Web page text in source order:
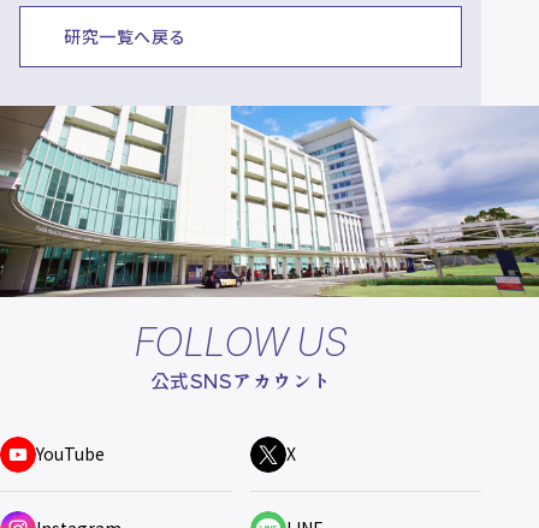
研究一覧へ戻る
FOLLOW US
公式SNSアカウント
YouTube X